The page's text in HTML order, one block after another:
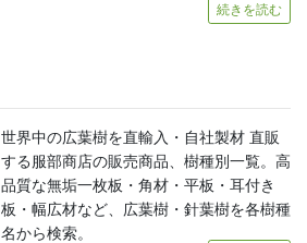
続きを読む
世界中の広葉樹を直輸入・自社製材 直販
する服部商店の販売商品、樹種別一覧。高
品質な無垢一枚板・角材・平板・耳付き
板・幅広材など、広葉樹・針葉樹を各樹種
名から検索。